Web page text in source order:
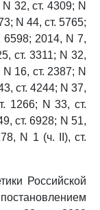
32, ст. 4309; N
N 44, ст. 5765;
6598; 2014, N 7,
ст. 3311; N 32,
16, ст. 2387; N
ст. 4244; N 37,
1266; N 33, ст.
ст. 6928; N 51,
N 1 (ч. II), ст.
Российской